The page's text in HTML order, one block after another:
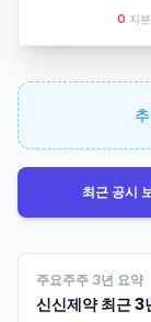
O 지
최근 공시
주요주주 3년 요약
신신제약최근 3